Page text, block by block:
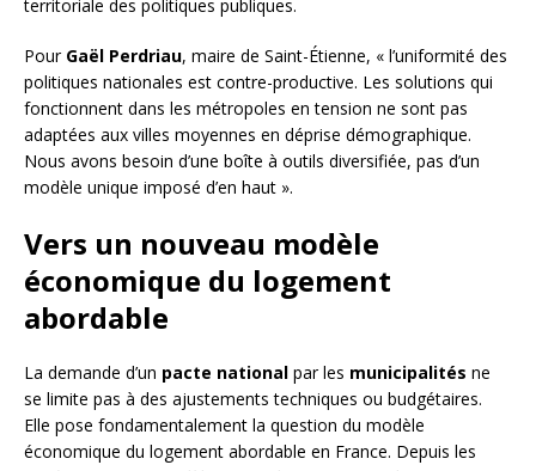
territoriale des politiques publiques.
Pour Gaël Perdriau, maire de Saint-Étienne, « l’uniformité des
politiques nationales est contre-productive. Les solutions qui
fonctionnent dans les métropoles en tension ne sont pas
adaptées aux villes moyennes en déprise démographique.
Nous avons besoin d’une boîte à outils diversifiée, pas d’un
modèle unique imposé d’en haut ».
Vers un nouveau modèle
économique du logement
abordable
La demande d’un pacte national par les municipalités ne
se limite pas à des ajustements techniques ou budgétaires.
Elle pose fondamentalement la question du modèle
économique du logement abordable en France. Depuis les